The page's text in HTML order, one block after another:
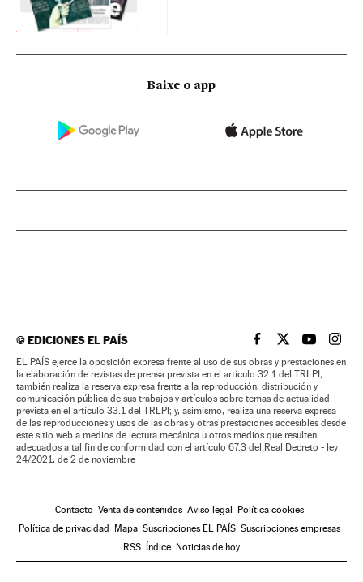
Baixe o app
©EDICIONES EL PAÍS EL PAÍS BRASIL EN
EL PAÍSEL PAÍS
EL
EL PAÍS ejerce la oposición expresa frente al uso de sus obras y prestaciones en
la elaboración de revistas de prensa prevista en el artículo 32.1 del TRLPI;
también realiza la reserva expresa frente a la reproducción, distribución y
comunicación pública de sus trabajos y artículos sobre temas de actualidad
prevista en el artículo 33.1 del TRLPI; y, asimismo, realiza una reserva expresa
de las reproducciones y usos de las obras y otras prestaciones accesibles desde
este sitio web a medios de lectura mecánica u otros medios que resulten
adecuados a tal fin de conformidad con el artículo 67.3 del Real Decreto - ley
24/2021, de 2 de noviembre
Contacto Venta de contenidos Aviso legal
Política cookies
Política de privacidad
Mapa Suscripciones EL PAÍS Suscripciones empresas
RSS
Índice Noticias de hoy